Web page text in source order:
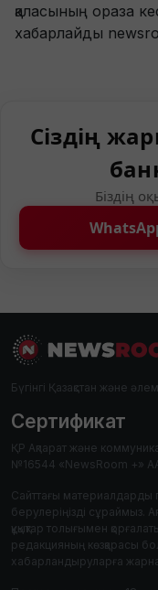
қаласының ораза
хабарлайды
Сіздің
Біздің
Бүгінгі Қазақстан және
Сертификат
ҚР Ақпарат және
№16544 «NewsRoom +» АА
Сайттағы материалдарды
берулеріңізді сұраймыз.
құқықтар толығымен
редакцияның көзқарасы
хабарландыруларға